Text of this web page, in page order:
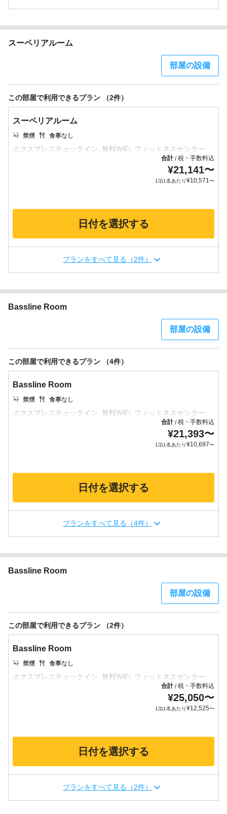
スーペリアルーム
部屋の設備
この部屋で利用できるプラン （2件）
スーペリアルーム
禁煙 食事なし
合計/税・手数料込
¥21,141〜
1泊1名あたり¥10,571〜
日付を選択する
プランをすべて見る（2件）
Bassline Room
部屋の設備
この部屋で利用できるプラン （4件）
Bassline Room
禁煙 食事なし
合計/税・手数料込
¥21,393〜
1泊1名あたり¥10,697〜
日付を選択する
プランをすべて見る（4件）
Bassline Room
部屋の設備
この部屋で利用できるプラン （2件）
Bassline Room
禁煙 食事なし
合計/税・手数料込
¥25,050〜
1泊1名あたり¥12,525〜
日付を選択する
プランをすべて見る（2件）